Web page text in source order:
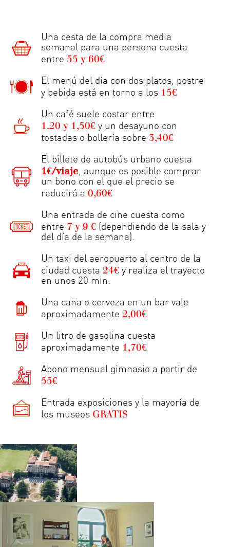
Una cesta de la compra media
semanal para una persona cuesta
entre 55 y 60€
El menú del día con dos platos, postre
y bebida está en torno a los 15€
Un café suele costar entre
1.20 y 1,50€y un desayuno con
tostadas o bollería sobre 3,40€
El billete de autobús urbano cuesta
1€/viaje, aunque es posible comprar
un bono con el que el precio se
reducirá a 0,60€
Una entrada de cine cuesta como
entre 7 y 9 €(dependiendo de la sala y
del día de la semana).
Un taxi del aeropuerto al centro de la
ciudad cuesta 24€y realiza el trayecto
en unos 20 min.
Una caña o cerveza en un bar vale
aproximadamente 2,00€
Un litro de gasolina cuesta
aproximadamente 1,70€
Abono mensual gimnasio a partir de
55€
Entrada exposiciones y la mayoría de
los museos GRATIS